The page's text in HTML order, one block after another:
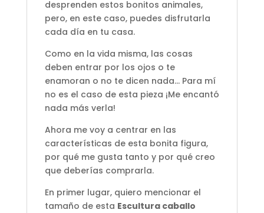
desprenden estos bonitos animales,
pero, en este caso, puedes disfrutarla
cada día en tu casa.
Como en la vida misma, las cosas
deben entrar por los ojos o te
enamoran o no te dicen nada… Para mí
no es el caso de esta pieza ¡Me encantó
nada más verla!
Ahora me voy a centrar en las
características de esta bonita figura,
por qué me gusta tanto y por qué creo
que deberías comprarla.
En primer lugar, quiero mencionar el
tamaño de esta Escultura caballo